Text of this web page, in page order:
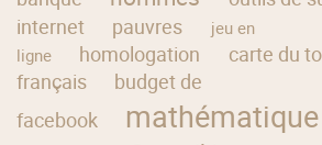
internet
pauvres
jeu en
ligne
homologation carte du
français
budget de
facebook
mathématique